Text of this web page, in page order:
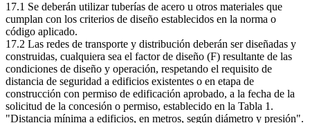
17.1 Se deberán utilizar tuberías de acero u otros materiales que
cumplan con los criterios de diseño establecidos en la norma o
código aplicado.
17.2 Las redes de transporte y distribución deberán ser diseñadas y
construidas, cualquiera sea el factor de diseño (F) resultante de las
condiciones de diseño y operación, respetando el requisito de
distancia de seguridad a edificios existentes o en etapa de
construcción con permiso de edificación aprobado, a la fecha de la
solicitud de la concesión o permiso, establecido en la Tabla 1.
"Distancia mínima a edificios, en metros, según diámetro y presión".